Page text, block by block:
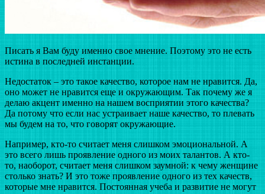
Писать я Вам буду именно свое мнение. Поэтому это не есть
истина в последней инстанции.
Недостаток – это такое качество, которое нам не нравится. Да,
оно может не нравится еще и окружающим. Так почему же я
делаю акцент именно на нашем восприятии этого качества?
Да потому что если нас устраивает наше качество, то плевать
мы будем на то, что говорят окружающие.
Например, кто-то считает меня слишком эмоциональной. А
это всего лишь проявление одного из моих талантов. А кто-
то, наоборот, считает меня слишком заумной: к чему женщине
столько знать? И это тоже проявление одного из тех качеств,
которые мне нравится. Постоянная учеба и развитие не могут